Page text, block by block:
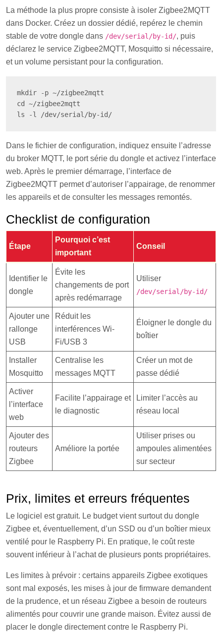
La méthode la plus propre consiste à isoler Zigbee2MQTT
dans Docker. Créez un dossier dédié, repérez le chemin
stable de votre dongle dans /dev/serial/by-id/, puis
déclarez le service Zigbee2MQTT, Mosquitto si nécessaire,
et un volume persistant pour la configuration.
mkdir -p ~/zigbee2mqtt
cd ~/zigbee2mqtt
ls -l /dev/serial/by-id/
Dans le fichier de configuration, indiquez ensuite l’adresse
du broker MQTT, le port série du dongle et activez l’interface
web. Après le premier démarrage, l’interface de
Zigbee2MQTT permet d’autoriser l’appairage, de renommer
les appareils et de consulter les messages remontés.
Checklist de configuration
Étape
Pourquoi c’est
important
Conseil
Identifier le
dongle
Évite les
changements de port
après redémarrage
Utiliser
/dev/serial/by-id/
Ajouter une
rallonge
USB
Réduit les
interférences Wi-
Fi/USB 3
Éloigner le dongle du
boîtier
Installer
Mosquitto
Centralise les
messages MQTT
Créer un mot de
passe dédié
Activer
l’interface
web
Facilite l’appairage et
le diagnostic
Limiter l’accès au
réseau local
Ajouter des
routeurs
Zigbee
Améliore la portée
Utiliser prises ou
ampoules alimentées
sur secteur
Prix, limites et erreurs fréquentes
Le logiciel est gratuit. Le budget vient surtout du dongle
Zigbee et, éventuellement, d’un SSD ou d’un boîtier mieux
ventilé pour le Raspberry Pi. En pratique, le coût reste
souvent inférieur à l’achat de plusieurs ponts propriétaires.
Les limites à prévoir : certains appareils Zigbee exotiques
sont mal exposés, les mises à jour de firmware demandent
de la prudence, et un réseau Zigbee a besoin de routeurs
alimentés pour couvrir une grande maison. Évitez aussi de
placer le dongle directement contre le Raspberry Pi.